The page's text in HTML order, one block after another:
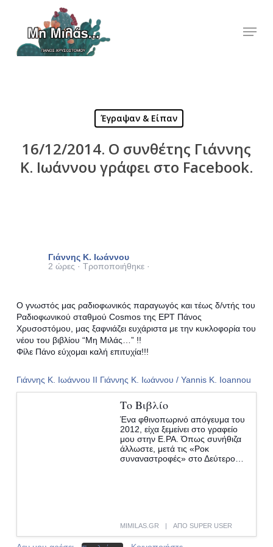
content
Menu
Έγραψαν & Είπαν
16/12/2014. Ο συνθέτης Γιάννης
Κ. Ιωάννου γράφει στο Facebook.
Γιάννης Κ. Ιωάννου
2 ώρες · Τροποποιήθηκε·
Ο γνωστός μας ραδιοφωνικός παραγωγός και τέως δ/ντής του
Ραδιοφωνικού σταθμού Cosmos της ΕΡΤ Πάνος
Χρυσοστόμου, μας ξαφνιάζει ευχάριστα με την κυκλοφορία του
νέου του βιβλίου “Μη Μιλάς…” !!
Φίλε Πάνο εύχομαι καλή επιτυχία!!!
Γιάννης Κ. Ιωάννου ΙΙ Γιάννης Κ. Ιωάννου / Yannis K. Ioannou
Το Βιβλίο
Ένα φθινοπωρινό απόγευμα του
2012, είχα ξεμείνει στο γραφείο
μου στην Ε.ΡΑ. Όπως συνήθιζα
άλλωστε, μετά τις «Ροκ
συναναστροφές» στο Δεύτερο…
MIMILAS.GR | ΑΠΟ SUPER USER
Close